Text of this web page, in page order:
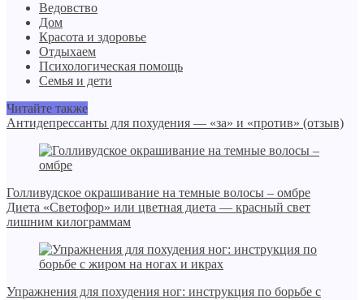
Ведовство
Дом
Красота и здоровье
Отдыхаем
Психологическая помощь
Семья и дети
Читайте также
Антидепрессанты для похудения — «за» и «против» (отзыв)
Голливудское окрашивание на темные волосы – омбре
Диета «Светофор» или цветная диета — красный свет
лишним килограммам
Упражнения для похудения ног: инструкция по борьбе с